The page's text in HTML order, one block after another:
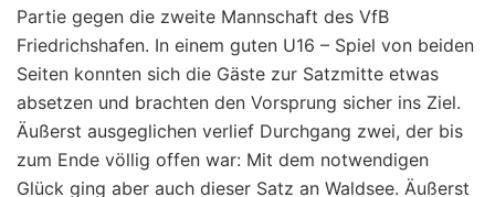
Partie gegen die zweite Mannschaft des VfB
Friedrichshafen. In einem guten U16 – Spiel von beiden
Seiten konnten sich die Gäste zur Satzmitte etwas
absetzen und brachten den Vorsprung sicher ins Ziel.
Äußerst ausgeglichen verlief Durchgang zwei, der bis
zum Ende völlig offen war: Mit dem notwendigen
Glück ging aber auch dieser Satz an Waldsee. Äußerst